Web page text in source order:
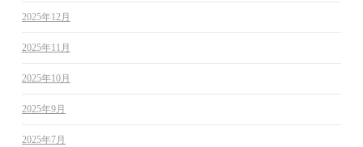
2025年12月
2025年11月
2025年10月
2025年9月
2025年7月